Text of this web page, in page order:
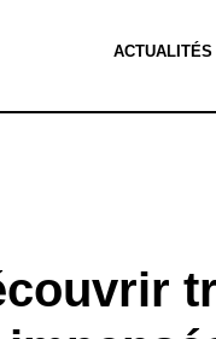
ACTUALITÉS